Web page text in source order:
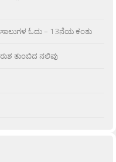
ಓದು – 13ನೆಯ ಕಂತು
ತುಂಬಿದ ನಲಿವು